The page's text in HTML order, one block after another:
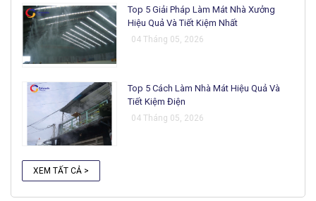
Top 5 Giải Pháp Làm Mát Nhà Xưởng
Hiệu Quả Và Tiết Kiệm Nhất
04 Tháng 05, 2026
Top 5 Cách Làm Nhà Mát Hiệu Quả Và
Tiết Kiệm Điện
04 Tháng 05, 2026
XEM TẤT CẢ >